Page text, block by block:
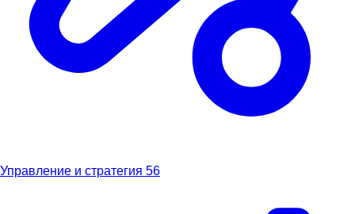
Управление и стратегия 56